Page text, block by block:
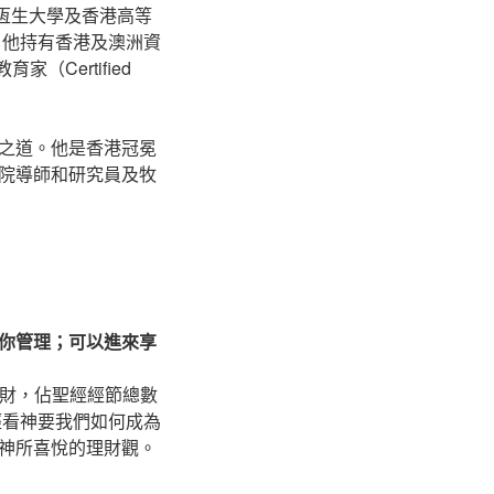
生大學及香港高等
持有香港及澳洲資
育家（Certified
道。他是香港冠冕
導師和研究員及牧
管理；可以進來享
，佔聖經經節總數
神要我們如何成為
所喜悅的理財觀。